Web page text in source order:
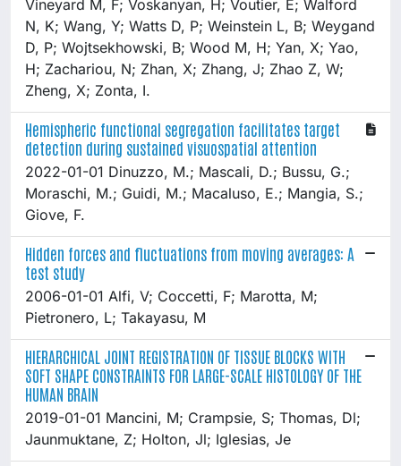
Vineyard M, F; Voskanyan, H; Voutier, E; Walford
N, K; Wang, Y; Watts D, P; Weinstein L, B; Weygand
D, P; Wojtsekhowski, B; Wood M, H; Yan, X; Yao,
H; Zachariou, N; Zhan, X; Zhang, J; Zhao Z, W;
Zheng, X; Zonta, I.
Hemispheric functional segregation facilitates target
detection during sustained visuospatial attention
2022-01-01 Dinuzzo, M.; Mascali, D.; Bussu, G.;
Moraschi, M.; Guidi, M.; Macaluso, E.; Mangia, S.;
Giove, F.
Hidden forces and fluctuations from moving averages: A
test study
2006-01-01 Alfi, V; Coccetti, F; Marotta, M;
Pietronero, L; Takayasu, M
HIERARCHICAL JOINT REGISTRATION OF TISSUE BLOCKS WITH
SOFT SHAPE CONSTRAINTS FOR LARGE-SCALE HISTOLOGY OF THE
HUMAN BRAIN
2019-01-01 Mancini, M; Crampsie, S; Thomas, Dl;
Jaunmuktane, Z; Holton, Jl; Iglesias, Je